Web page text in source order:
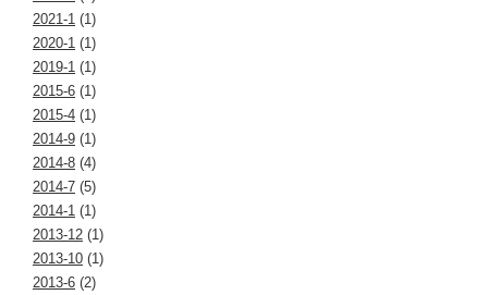
2021-1 (1)
2020-1 (1)
2019-1 (1)
2015-6 (1)
2015-4 (1)
2014-9 (1)
2014-8 (4)
2014-7 (5)
2014-1 (1)
2013-12 (1)
2013-10 (1)
2013-6 (2)